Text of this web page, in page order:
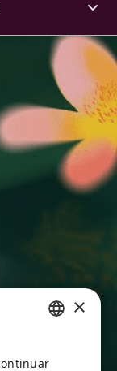
ENGLISH
×